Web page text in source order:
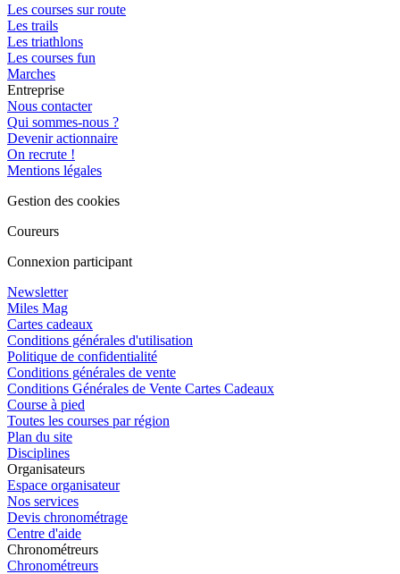
Les courses sur route
Les trails
Les triathlons
Les courses fun
Marches
Entreprise
Nous contacter
Qui sommes-nous ?
Devenir actionnaire
On recrute !
Mentions légales
Gestion des cookies
Coureurs
Connexion participant
Newsletter
Miles Mag
Cartes cadeaux
Conditions générales d'utilisation
Politique de confidentialité
Conditions générales de vente
Conditions Générales de Vente Cartes Cadeaux
Course à pied
Toutes les courses par région
Plan du site
Disciplines
Organisateurs
Espace organisateur
Nos services
Devis chronométrage
Centre d'aide
Chronométreurs
Chronométreurs